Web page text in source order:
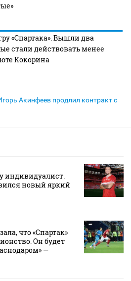
«Спартака». Вышли два
стали действовать менее
Кокорина
Акинфеев продлил контракт с
индивидуалист.
новый яркий
что «Спартак»
Он будет
—